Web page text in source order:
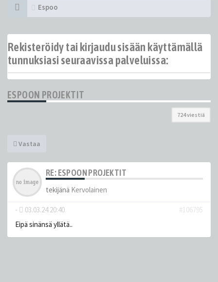
Espoo
Rekisteröidy tai kirjaudu sisään käyttämällä
tunnuksiasi seuraavissa palveluissa:
ESPOON PROJEKTIT
724 viestiä
Vastaa
RE: ESPOON PROJEKTIT
tekijänä Kervolainen
- 03.03.24 20:40
#106795
Eipä sinänsä yllätä..